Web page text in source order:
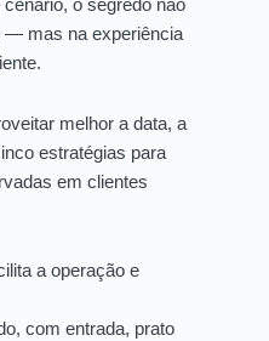
o segredo não
— mas na experiência
melhor a data, a
estratégias para
em clientes
a operação e
com entrada, prato